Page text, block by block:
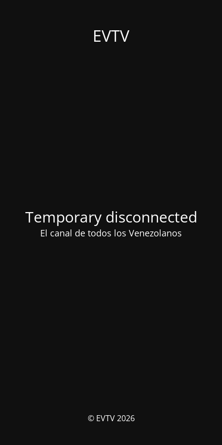
EVTV
Temporary disconnected
El canal de todos los Venezolanos
© EVTV 2026